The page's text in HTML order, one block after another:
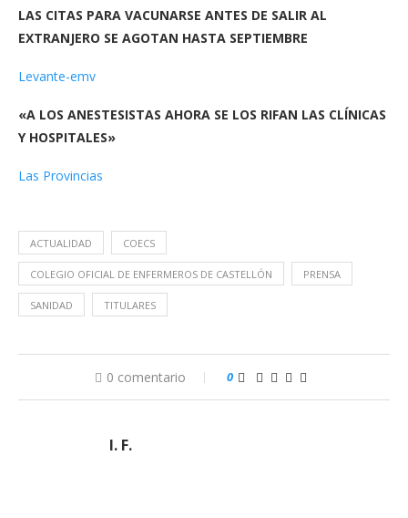
LAS CITAS PARA VACUNARSE ANTES DE SALIR AL
EXTRANJERO SE AGOTAN HASTA SEPTIEMBRE
Levante-emv
«A LOS ANESTESISTAS AHORA SE LOS RIFAN LAS CLÍNICAS
Y HOSPITALES»
Las Provincias
ACTUALIDAD COECS
COLEGIO OFICIAL DE ENFERMEROS DE CASTELLÓN PRENSA
SANIDAD TITULARES
0 comentario 0
I. F.